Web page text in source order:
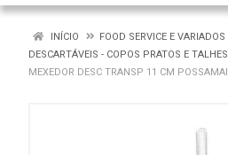
INÍCIO
FOOD SERVICE E VARIADOS
DESCARTÁVEIS - COPOS PRATOS E TALHES
MEXEDOR DESC TRANSP 11 CM POSSAMAI